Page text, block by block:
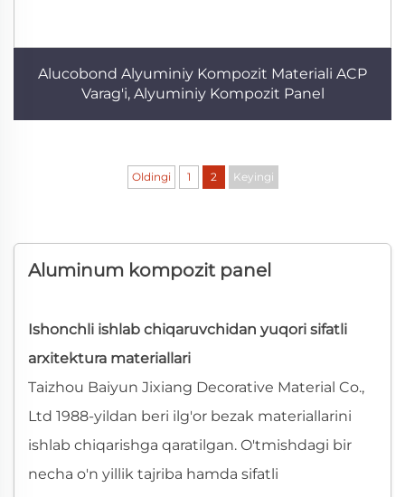
Alucobond Alyuminiy Kompozit Materiali ACP
Varag'i, Alyuminiy Kompozit Panel
Oldingi 1 2 Keyingi
Aluminum kompozit panel
Ishonchli ishlab chiqaruvchidan yuqori sifatli
arxitektura materiallari
Taizhou Baiyun Jixiang Decorative Material Co.,
Ltd 1988-yildan beri ilg'or bezak materiallarini
ishlab chiqarishga qaratilgan. O'tmishdagi bir
necha o'n yillik tajriba hamda sifatli